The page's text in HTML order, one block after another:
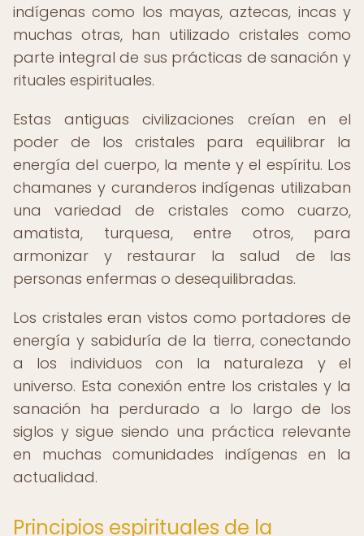
indígenas como los mayas, aztecas, incas y
muchas otras, han utilizado cristales como
parte integral de sus prácticas de sanación y
rituales espirituales.
Estas antiguas civilizaciones creían en el
poder de los cristales para equilibrar la
energía del cuerpo, la mente y el espíritu. Los
chamanes y curanderos indígenas utilizaban
una variedad de cristales como cuarzo,
amatista, turquesa, entre otros, para
armonizar y restaurar la salud de las
personas enfermas o desequilibradas.
Los cristales eran vistos como portadores de
energía y sabiduría de la tierra, conectando
a los individuos con la naturaleza y el
universo. Esta conexión entre los cristales y la
sanación ha perdurado a lo largo de los
siglos y sigue siendo una práctica relevante
en muchas comunidades indígenas en la
actualidad.
Principios espirituales de la